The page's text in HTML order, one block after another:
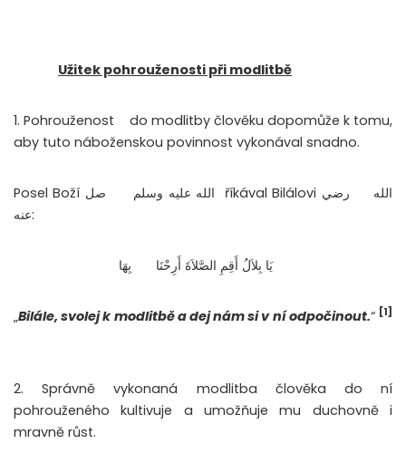
Užitek pohrouženosti při modlitbě
1. Pohrouženost
do modlitby člověku dopomůže k tomu,
aby tuto náboženskou povinnost vykonával snadno.
Posel Boží صل الله عليه وسلم říkával Bilálovi رضي
الله
عنه:
‏ يَا بِلاَلُ أَقِمِ الصَّلاَةَ أَرِحْنَا بِهَا ‏
„Bilále, svolej k modlitbě a dej nám si v ní odpočinout.“ [1]
2. Správně vykonaná modlitba člověka do ní
pohrouženého kultivuje a umožňuje mu duchovně i
mravně růst.